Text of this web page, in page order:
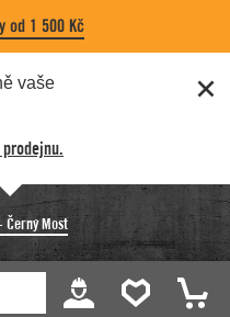
od 1 500 Kč
vaše
Černý Most